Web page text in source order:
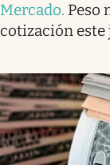
Mercado. Peso
cotización este